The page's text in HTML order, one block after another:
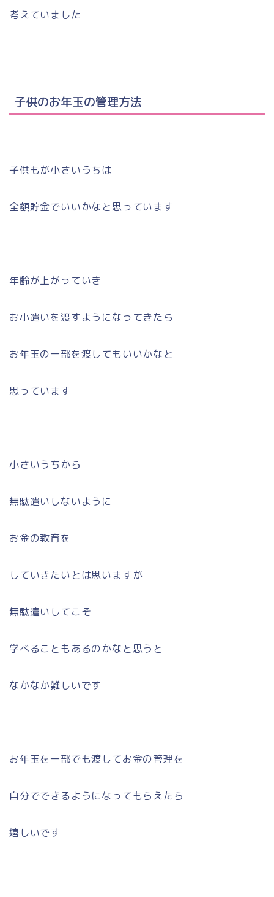
考えていました
子供のお年玉の管理方法
子供もが小さいうちは
全額貯金でいいかなと思っています
年齢が上がっていき
お小遣いを渡すようになってきたら
お年玉の一部を渡してもいいかなと
思っています
小さいうちから
無駄遣いしないように
お金の教育を
していきたいとは思いますが
無駄遣いしてこそ
学べることもあるのかなと思うと
なかなか難しいです
お年玉を一部でも渡してお金の管理を
自分でできるようになってもらえたら
嬉しいです